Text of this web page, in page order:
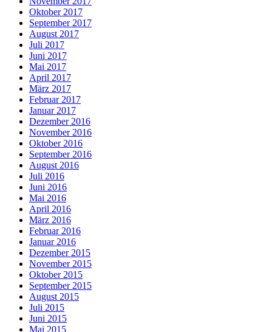
Oktober 2017
September 2017
August 2017
Juli 2017
Juni 2017
Mai 2017
April 2017
März 2017
Februar 2017
Januar 2017
Dezember 2016
November 2016
Oktober 2016
September 2016
August 2016
Juli 2016
Juni 2016
Mai 2016
April 2016
März 2016
Februar 2016
Januar 2016
Dezember 2015
November 2015
Oktober 2015
September 2015
August 2015
Juli 2015
Juni 2015
Mai 2015